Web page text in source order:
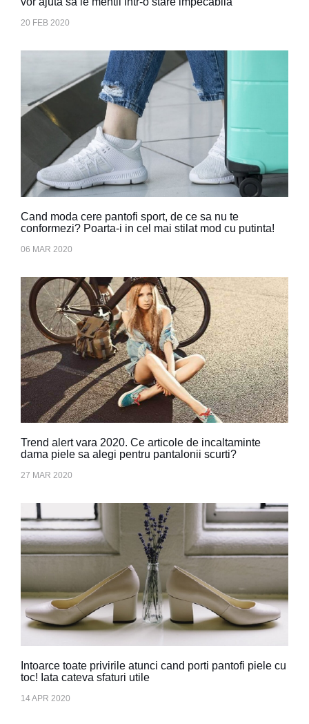
20 FEB 2020
Cand moda cere pantofi sport, de ce sa nu te
conformezi? Poarta-i in cel mai stilat mod cu putinta!
06 MAR 2020
Trend alert vara 2020. Ce articole de incaltaminte
dama piele sa alegi pentru pantalonii scurti?
27 MAR 2020
Intoarce toate privirile atunci cand porti pantofi piele cu
toc! Iata cateva sfaturi utile
14 APR 2020